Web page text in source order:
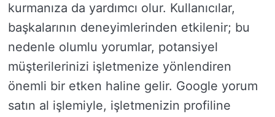
kurmanıza da yardımcı olur. Kullanıcılar,
başkalarının deneyimlerinden etkilenir; bu
nedenle olumlu yorumlar, potansiyel
müşterilerinizi işletmenize yönlendiren
önemli bir etken haline gelir. Google yorum
satın al işlemiyle, işletmenizin profiline